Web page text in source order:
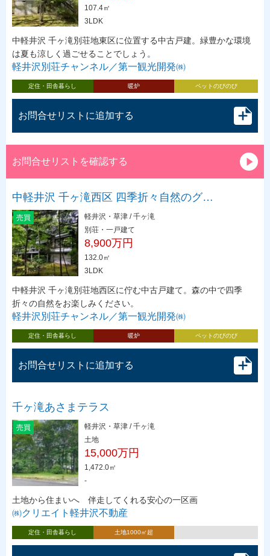
107.4㎡
3LDK
中軽井沢 千ヶ滝別荘地東区に位置する中古戸建。緑豊かな環境
は夏も涼しく過ごせることでしょう。
軽井沢別荘チャンネル／第一観光開発㈱
定住・田舎暮らし 暖炉 ペットのびのび
お問合せリストに追加する
お問合せリストを確認する
中軽井沢 千ヶ滝西区 四季折々自然のグ…
売買
軽井沢・草津 / 千ヶ滝
別荘・一戸建て
8,900万円
132.0㎡
3LDK
中軽井沢 千ヶ滝別荘地西区に佇む中古戸建て。森の中で四季
折々の自然をお楽しみください。
軽井沢別荘チャンネル／第一観光開発㈱
定住・田舎暮らし 暖炉 ペットのびのび
お問合せリストに追加する
千ヶ滝あさまテラス
売買
軽井沢・草津 / 千ヶ滝
土地
15,000万円
1,472.0㎡
-
土地から住まいへ 伴走してくれる安心の一区画
㈱クリエイト軽井沢不動産
定住・田舎暮らし 土地1000㎡超